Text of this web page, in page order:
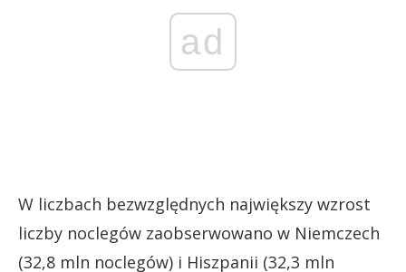
ad
W liczbach bezwzględnych największy wzrost
liczby noclegów zaobserwowano w Niemczech
(32,8 mln noclegów) i Hiszpanii (32,3 mln